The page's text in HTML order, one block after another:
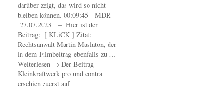
darüber zeigt, das wird so nicht
bleiben können. 00:09:45 MDR
27.07.2023 – Hier ist der
Beitrag: [ KLiCK ] Zitat:
Rechtsanwalt Martin Maslaton, der
in dem Filmbeitrag ebenfalls zu …
Weiterlesen → Der Beitrag
Kleinkraftwerk pro und contra
erschien zuerst auf